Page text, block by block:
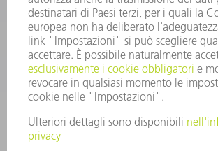
UTENSILI TRUMPF ITALIA
+39 02 48489482
lunedì a venerdì: 08:00 – 18:00
utensili@trumpf.com